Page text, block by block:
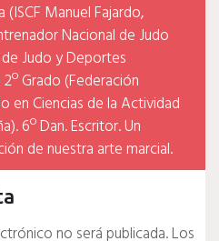
(ISCF Manuel Fajardo,
Nacional de Judo
Judo y Deportes
Grado (Federación
en Ciencias de la Actividad
6º Dan. Escritor. Un
de nuestra arte marcial.
no será publicada.Los